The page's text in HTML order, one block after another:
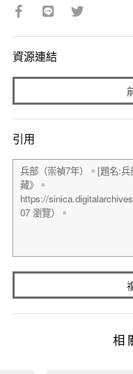
資源連結
引用
相